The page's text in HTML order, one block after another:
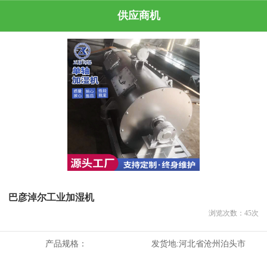
供应商机
巴彦淖尔工业加湿机
浏览次数： 45次
产品规格： 发货地:河北省沧州泊头市